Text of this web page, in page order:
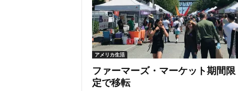
アメリカ生活
ファーマーズ・マーケット期間限
定で移転